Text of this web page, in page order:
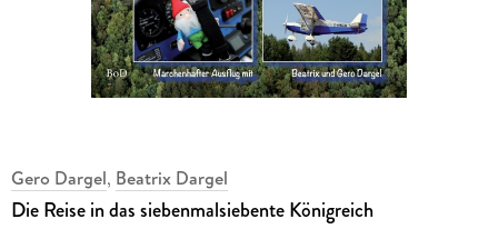
Gero Dargel, Beatrix Dargel
Die Reise in das siebenmalsiebente Königreich